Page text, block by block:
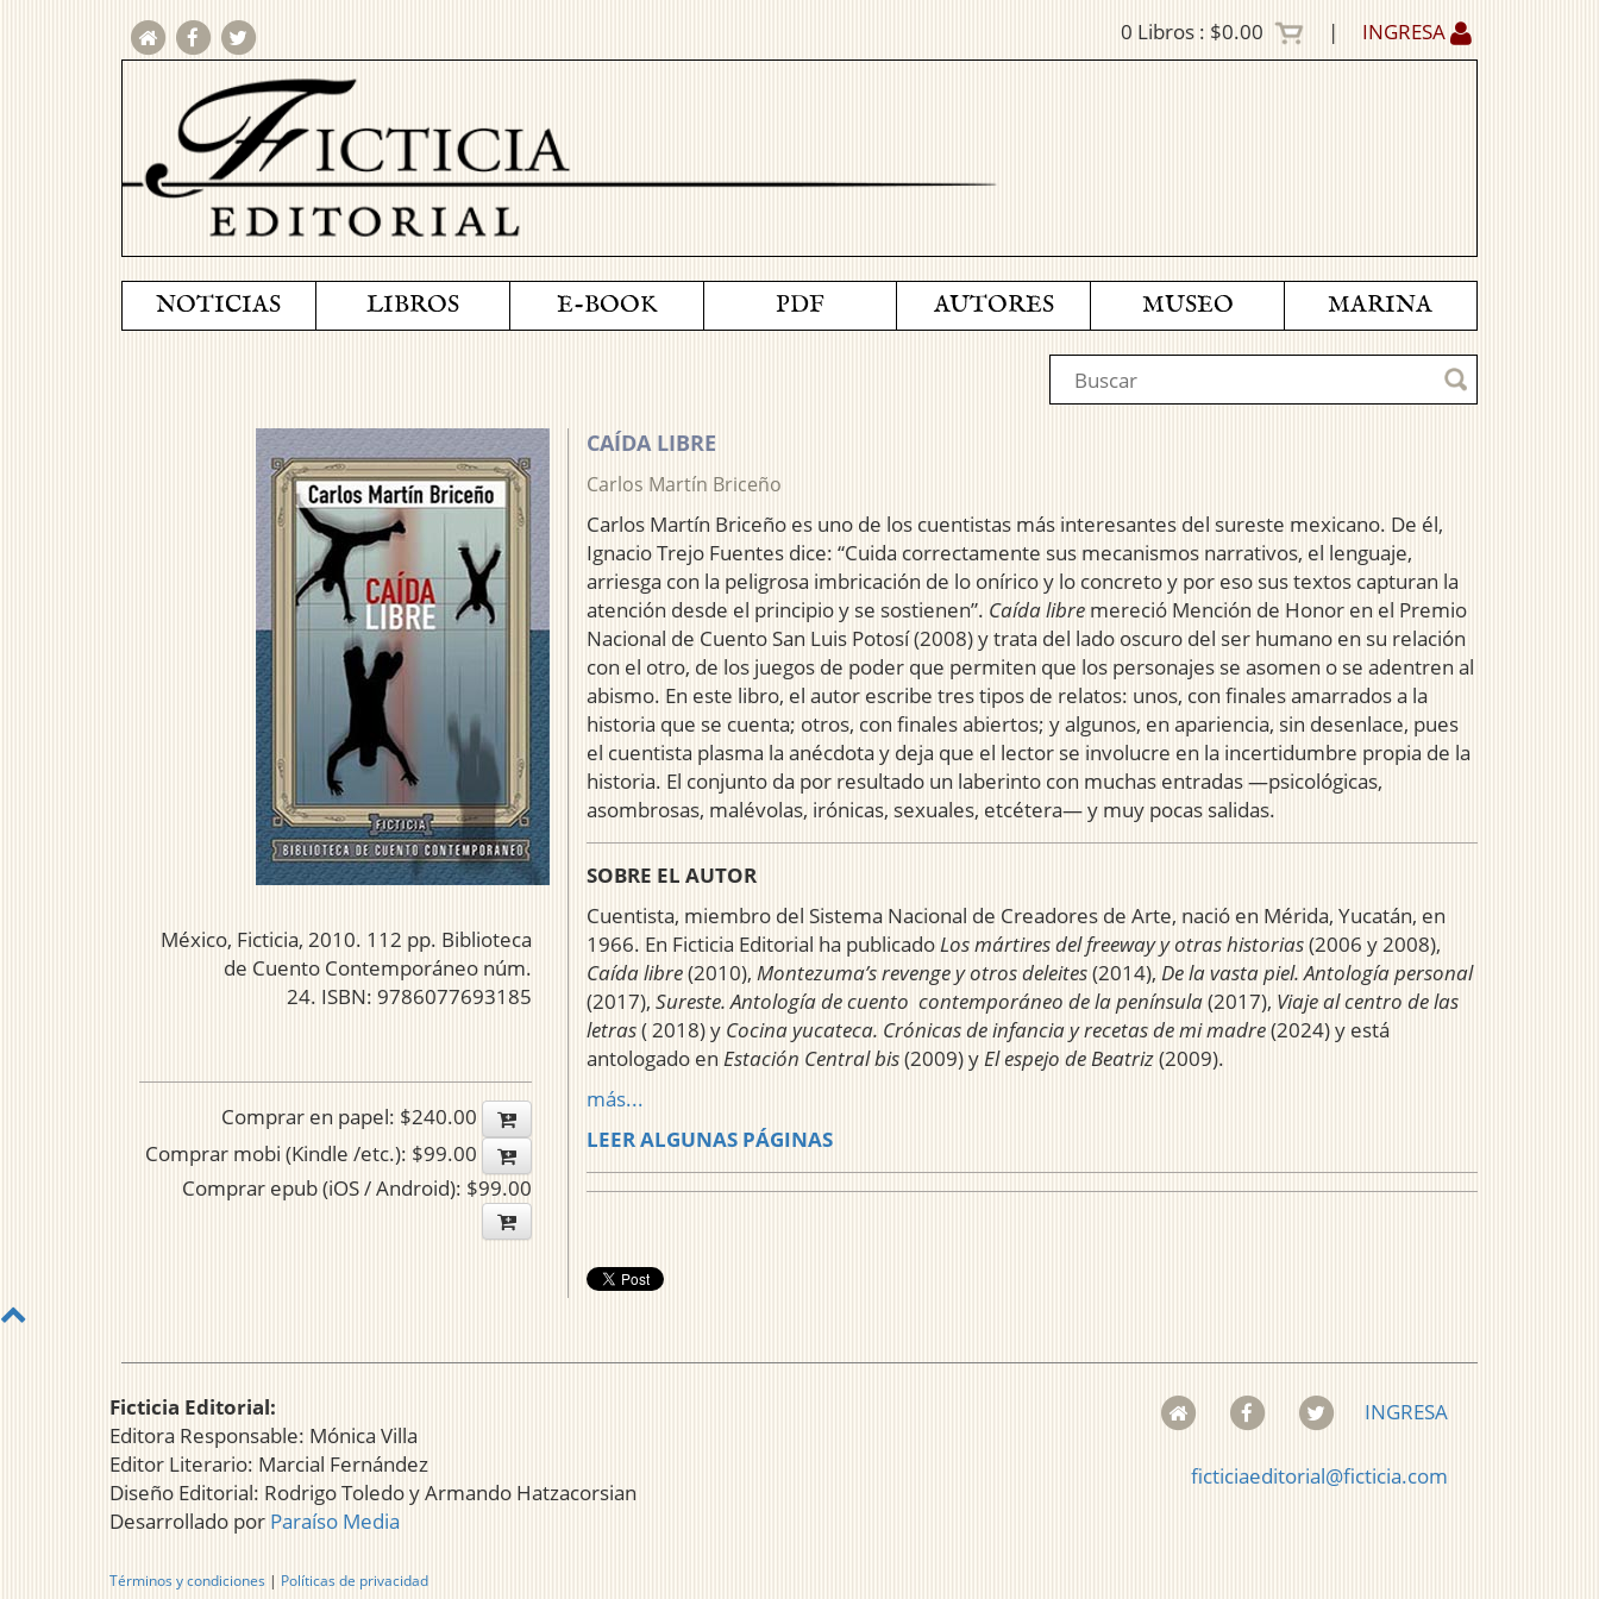
0 Libros : $0.00 | INGRESA
NOTICIAS LIBROS E-BOOK PDF AUTORES MUSEO MARINA
México, Ficticia, 2010. 112 pp. Biblioteca
de Cuento Contemporáneo núm.
24. ISBN: 9786077693185
Comprar en papel: $240.00
Comprar mobi (Kindle /etc.): $99.00
Comprar epub (iOS / Android): $99.00
CAÍDA LIBRE
Carlos Martín Briceño
Carlos Martín Briceño es uno de los cuentistas más interesantes del sureste mexicano. De él,
Ignacio Trejo Fuentes dice: “Cuida correctamente sus mecanismos narrativos, el lenguaje,
arriesga con la peligrosa imbricación de lo onírico y lo concreto y por eso sus textos capturan la
atención desde el principio y se sostienen”. Caída libre mereció Mención de Honor en el Premio
Nacional de Cuento San Luis Potosí (2008) y trata del lado oscuro del ser humano en su relación
con el otro, de los juegos de poder que permiten que los personajes se asomen o se adentren al
abismo. En este libro, el autor escribe tres tipos de relatos: unos, con finales amarrados a la
historia que se cuenta; otros, con finales abiertos; y algunos, en apariencia, sin desenlace, pues
el cuentista plasma la anécdota y deja que el lector se involucre en la incertidumbre propia de la
historia. El conjunto da por resultado un laberinto con muchas entradas —psicológicas,
asombrosas, malévolas, irónicas, sexuales, etcétera— y muy pocas salidas.
SOBRE EL AUTOR
Cuentista, miembro del Sistema Nacional de Creadores de Arte, nació en Mérida, Yucatán, en
1966. En Ficticia Editorial ha publicadoLos mártires del freeway y otras historias(2006 y 2008),
Caída libre(2010), Montezuma’s revenge y otros deleites(2014), De la vasta piel. Antología personal
(2017), Sureste. Antología de cuento contemporáneo de la península(2017), Viaje al centro de las
letras( 2018) y Cocina yucateca. Crónicas de infancia y recetas de mi madre(2024) y está
antologado en Estación Central bis(2009) yEl espejo de Beatriz(2009).
más...
LEER ALGUNAS PÁGINAS
Ficticia Editorial:
Editora Responsable: Mónica Villa
Editor Literario: Marcial Fernández
Diseño Editorial: Rodrigo Toledo y Armando Hatzacorsian
Desarrollado por Paraíso Media
Términos y condiciones | Políticas de privacidad
INGRESA
ficticiaeditorial@ficticia.com